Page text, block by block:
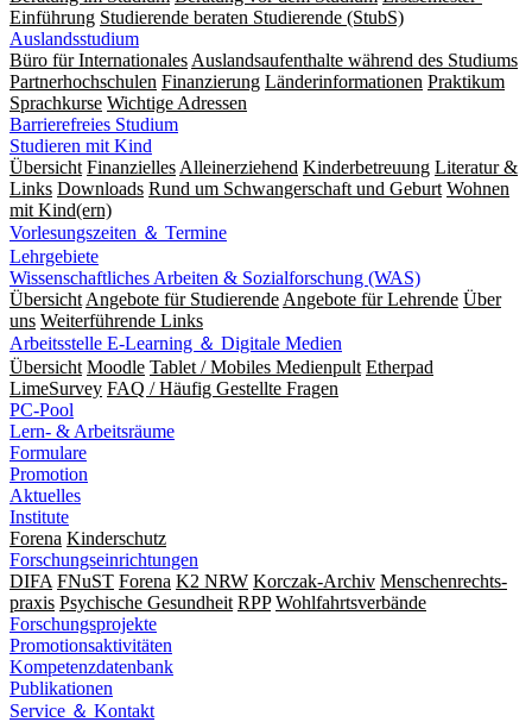
Einführung Studierende beraten Studierende (StubS)
Auslandsstudium
Büro für Internationales Auslandsaufenthalte während des Studiums
Partnerhochschulen Finanzierung Länderinformationen Praktikum
Sprachkurse Wichtige Adressen
Barrierefreies Studium
Studieren mit Kind
Übersicht Finanzielles Alleinerziehend Kinderbetreuung Literatur &
Links Downloads Rund um Schwangerschaft und Geburt Wohnen
mit Kind(ern)
Vorlesungszeiten ＆ Termine
Lehrgebiete
Wissenschaftliches Arbeiten & Sozialforschung (WAS)
Übersicht Angebote für Studierende Angebote für Lehrende Über
uns Weiterführende Links
Arbeitsstelle E-Learning ＆ Digitale Medien
Übersicht Moodle Tablet / Mobiles Medienpult Etherpad
LimeSurvey FAQ / Häufig Gestellte Fragen
PC-Pool
Lern- & Arbeitsräume
Formulare
Promotion
Aktuelles
Institute
Forena Kinderschutz
Forschungseinrichtungen
DIFA FNuST Forena K2 NRW Korczak-Archiv Men­schen­rechts­
praxis Psy­chische Gesund­heit RPP Wohlfahrts­verbände
Forschungsprojekte
Promotionsaktivitäten
Kompetenzdatenbank
Publikationen
Service ＆ Kontakt